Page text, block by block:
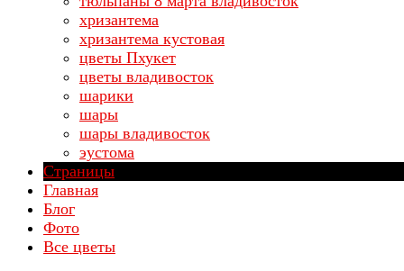
хризантема
хризантема кустовая
цветы Пхукет
цветы владивосток
шарики
шары
шары владивосток
эустома
Страницы
Главная
Блог
Фото
Все цветы